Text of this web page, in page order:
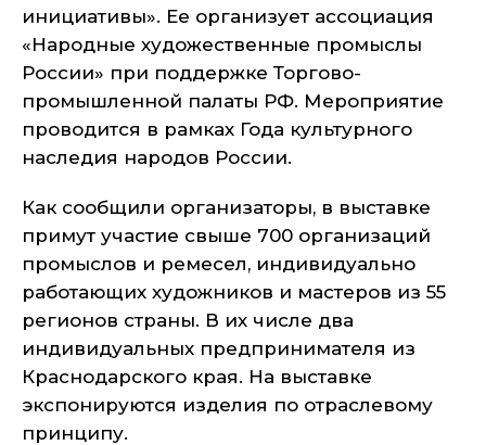
инициативы». Ее организует ассоциация
«Народные художественные промыслы
России» при поддержке Торгово-
промышленной палаты РФ. Мероприятие
проводится в рамках Года культурного
наследия народов России.
Как сообщили организаторы, в выставке
примут участие свыше 700 организаций
промыслов и ремесел, индивидуально
работающих художников и мастеров из 55
регионов страны. В их числе два
индивидуальных предпринимателя из
Краснодарского края. На выставке
экспонируются изделия по отраслевому
принципу.